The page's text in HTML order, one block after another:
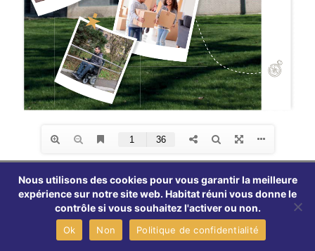
MENTIONS LÉGALES PLAN DU SITE
CONTACT
Nous utilisons des cookies pour vous garantir la meilleure
expérience sur notre site web. Habitat réuni vous donne le
contrôle si vous souhaitez l'activer ou non.
Ok Non Politique de confidentialité